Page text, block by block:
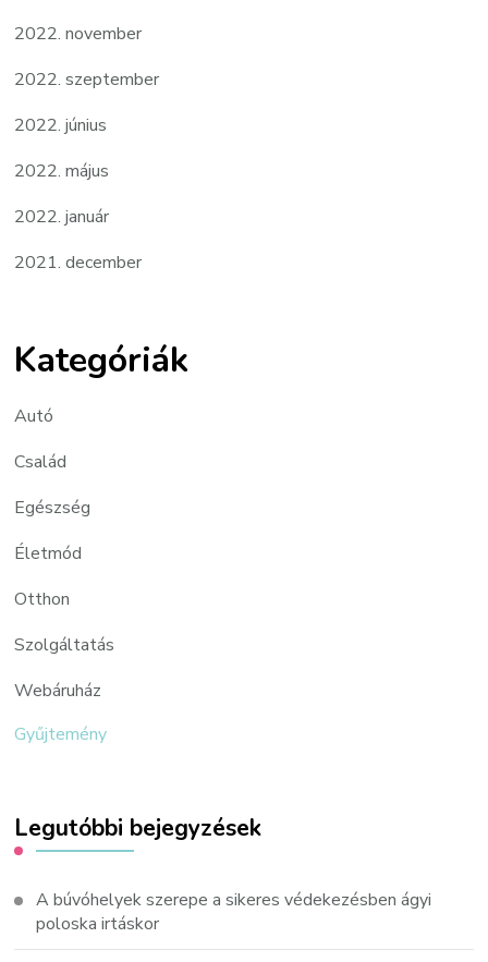
2022. november
2022. szeptember
2022. június
2022. május
2022. január
2021. december
Kategóriák
Autó
Család
Egészség
Életmód
Otthon
Szolgáltatás
Webáruház
Gyűjtemény
Legutóbbi bejegyzések
A búvóhelyek szerepe a sikeres védekezésben ágyi
poloska irtáskor